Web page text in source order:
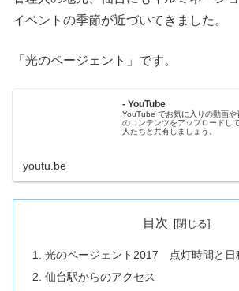
イベントの季節が近づいてきました。
「光のページェント」です。
- YouTube
YouTube でお気に入りの動画
のコンテンツをアップロードし
人たちと共有しましょう。
youtu.be
目次
光のページェント2017 点灯時間と日
仙台駅からのアクセス